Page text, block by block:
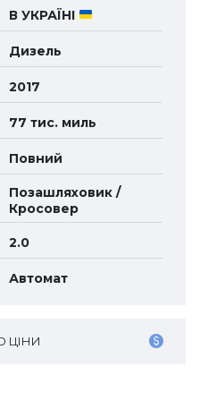
В УКРАЇНІ
Дизель
2017
77 тис. миль
Повний
Позашляховик /
Кросовер
2.0
Автомат
ЦІНИ